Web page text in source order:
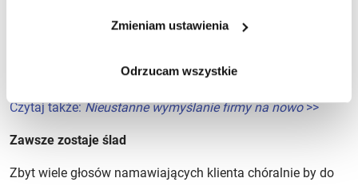
Zmieniam ustawienia
Odrzucam wszystkie
wydaje się dla marki słuszną drogą – w dłuższej
i nieoczekiwanie jej zaszkodzić.
Czytaj także:Nieustanne wymyślanie firmy na nowo>>
Zawsze zostaje ślad
Zbyt wiele głosów namawiających klienta chóralnie by do